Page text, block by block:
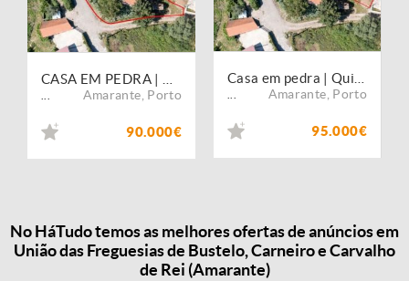
Amarante Porto
90.000€
Amarante Porto
95.000€
No HáTudo temos as melhores ofertas de anúncios em
União das Freguesias de Bustelo, Carneiro e Carvalho
de Rei (Amarante)